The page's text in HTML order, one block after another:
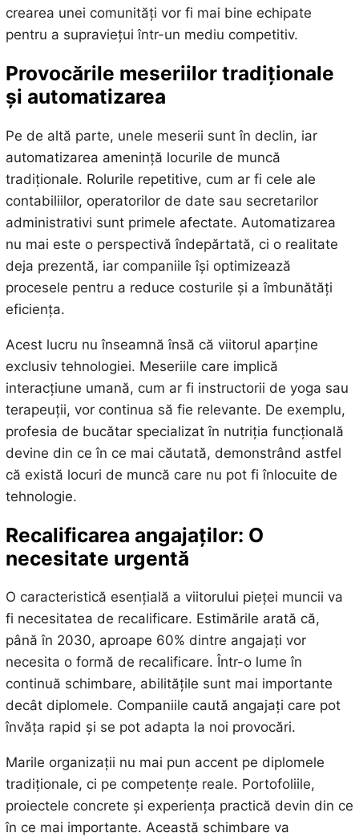
crearea unei comunități vor fi mai bine echipate
pentru a supraviețui într-un mediu competitiv.
Provocările meseriilor tradiționale
și automatizarea
Pe de altă parte, unele meserii sunt în declin, iar
automatizarea amenință locurile de muncă
tradiționale. Rolurile repetitive, cum ar fi cele ale
contabiliilor, operatorilor de date sau secretarilor
administrativi sunt primele afectate. Automatizarea
nu mai este o perspectivă îndepărtată, ci o realitate
deja prezentă, iar companiile își optimizează
procesele pentru a reduce costurile și a îmbunătăți
eficiența.
Acest lucru nu înseamnă însă că viitorul aparține
exclusiv tehnologiei. Meseriile care implică
interacțiune umană, cum ar fi instructorii de yoga sau
terapeuții, vor continua să fie relevante. De exemplu,
profesia de bucătar specializat în nutriția funcțională
devine din ce în ce mai căutată, demonstrând astfel
că există locuri de muncă care nu pot fi înlocuite de
tehnologie.
Recalificarea angajaților: O
necesitate urgentă
O caracteristică esențială a viitorului pieței muncii va
fi necesitatea de recalificare. Estimările arată că,
până în 2030, aproape 60% dintre angajați vor
necesita o formă de recalificare. Într-o lume în
continuă schimbare, abilitățile sunt mai importante
decât diplomele. Companiile caută angajați care pot
învăța rapid și se pot adapta la noi provocări.
Marile organizații nu mai pun accent pe diplomele
tradiționale, ci pe competențe reale. Portofoliile,
proiectele concrete și experiența practică devin din ce
în ce mai importante. Această schimbare va